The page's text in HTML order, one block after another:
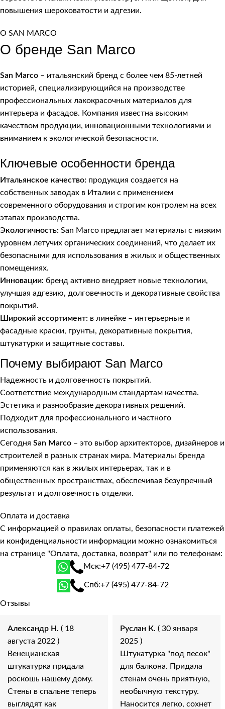
повышения шероховатости и адгезии.
О SAN MARCO
О бренде San Marco
San Marco – итальянский бренд с более чем 85-летней
историей, специализирующийся на производстве
профессиональных лакокрасочных материалов для
интерьера и фасадов. Компания известна высоким
качеством продукции, инновационными технологиями и
вниманием к экологической безопасности.
Ключевые особенности бренда
Итальянское качество: продукция создается на
собственных заводах в Италии с применением
современного оборудования и строгим контролем на всех
этапах производства.
Экологичность: San Marco предлагает материалы с низким
уровнем летучих органических соединений, что делает их
безопасными для использования в жилых и общественных
помещениях.
Инновации: бренд активно внедряет новые технологии,
улучшая адгезию, долговечность и декоративные свойства
покрытий.
Широкий ассортимент: в линейке – интерьерные и
фасадные краски, грунты, декоративные покрытия,
штукатурки и защитные составы.
Почему выбирают San Marco
Надежность и долговечность покрытий.
Соответствие международным стандартам качества.
Эстетика и разнообразие декоративных решений.
Подходит для профессионального и частного
использования.
Сегодня San Marco – это выбор архитекторов, дизайнеров и
строителей в разных странах мира. Материалы бренда
применяются как в жилых интерьерах, так и в
общественных пространствах, обеспечивая безупречный
результат и долговечность отделки.
Оплата и доставка
С информацией о правилах оплаты, безопасности платежей
и конфиденциальности информации можно ознакомиться
на странице "Оплата, доставка, возврат" или по телефонам:
Мск:+7 (495) 477-84-72
Спб:+7 (495) 477-84-72
Отзывы
Александр Н. ( 18
августа 2022 )
Венецианская
штукатурка придала
роскошь нашему дому.
Стены в спальне теперь
выглядят как
Руслан К. ( 30 января
2025 )
Штукатурка "под песок"
для балкона. Придала
стенам очень приятную,
необычную текстуру.
Наносится легко, сохнет